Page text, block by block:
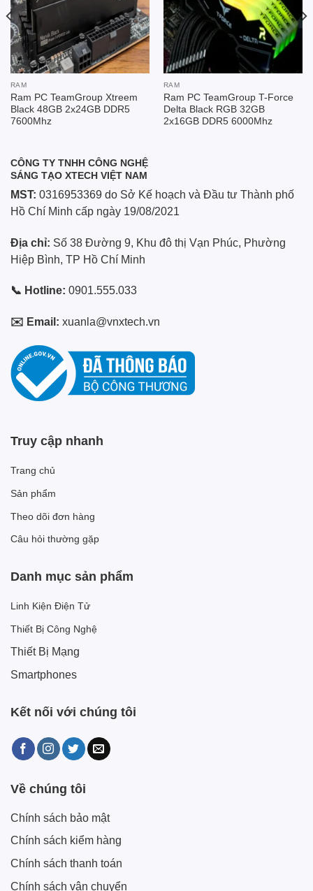
RAM
Ram PC TeamGroup Xtreem
Black 48GB 2x24GB DDR5
7600Mhz
RAM
Ram PC TeamGroup T-Force
Delta Black RGB 32GB
2x16GB DDR5 6000Mhz
CÔNG TY TNHH CÔNG NGHỆ
SÁNG TẠO XTECH VIỆT NAM
MST: 0316953369 do Sở Kế hoạch và Đầu tư Thành phố
Hồ Chí Minh cấp ngày 19/08/2021
Địa chỉ: Số 38 Đường 9, Khu đô thị Vạn Phúc, Phường
Hiệp Bình, TP Hồ Chí Minh
📞 Hotline: 0901.555.033
✉️ Email: xuanla@vnxtech.vn
Truy cập nhanh
Trang chủ
Sản phẩm
Theo dõi đơn hàng
Câu hỏi thường gặp
Danh mục sản phẩm
Linh Kiện Điện Tử
Thiết Bị Công Nghệ
Thiết Bị Mạng
Smartphones
Kết nối với chúng tôi
Về chúng tôi
Chính sách bảo mật
Chính sách kiểm hàng
Chính sách thanh toán
Chính sách vận chuyển